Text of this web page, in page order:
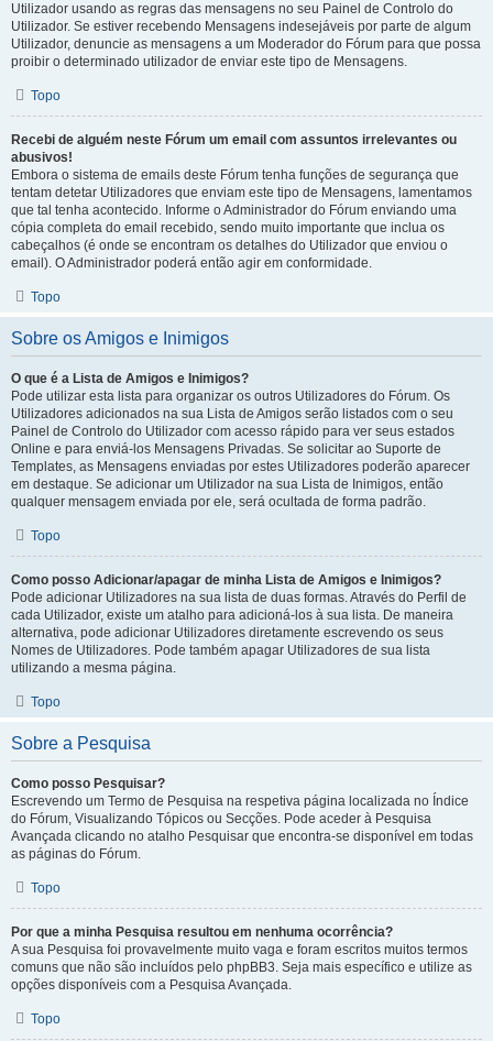
Utilizador usando as regras das mensagens no seu Painel de Controlo do
Utilizador. Se estiver recebendo Mensagens indesejáveis por parte de algum
Utilizador, denuncie as mensagens a um Moderador do Fórum para que possa
proibir o determinado utilizador de enviar este tipo de Mensagens.
Topo
Recebi de alguém neste Fórum um email com assuntos irrelevantes ou
abusivos!
Embora o sistema de emails deste Fórum tenha funções de segurança que
tentam detetar Utilizadores que enviam este tipo de Mensagens, lamentamos
que tal tenha acontecido. Informe o Administrador do Fórum enviando uma
cópia completa do email recebido, sendo muito importante que inclua os
cabeçalhos (é onde se encontram os detalhes do Utilizador que enviou o
email). O Administrador poderá então agir em conformidade.
Topo
Sobre os Amigos e Inimigos
O que é a Lista de Amigos e Inimigos?
Pode utilizar esta lista para organizar os outros Utilizadores do Fórum. Os
Utilizadores adicionados na sua Lista de Amigos serão listados com o seu
Painel de Controlo do Utilizador com acesso rápido para ver seus estados
Online e para enviá-los Mensagens Privadas. Se solicitar ao Suporte de
Templates, as Mensagens enviadas por estes Utilizadores poderão aparecer
em destaque. Se adicionar um Utilizador na sua Lista de Inimigos, então
qualquer mensagem enviada por ele, será ocultada de forma padrão.
Topo
Como posso Adicionar/apagar de minha Lista de Amigos e Inimigos?
Pode adicionar Utilizadores na sua lista de duas formas. Através do Perfil de
cada Utilizador, existe um atalho para adicioná-los à sua lista. De maneira
alternativa, pode adicionar Utilizadores diretamente escrevendo os seus
Nomes de Utilizadores. Pode também apagar Utilizadores de sua lista
utilizando a mesma página.
Topo
Sobre a Pesquisa
Como posso Pesquisar?
Escrevendo um Termo de Pesquisa na respetiva página localizada no Índice
do Fórum, Visualizando Tópicos ou Secções. Pode aceder à Pesquisa
Avançada clicando no atalho Pesquisar que encontra-se disponível em todas
as páginas do Fórum.
Topo
Por que a minha Pesquisa resultou em nenhuma ocorrência?
A sua Pesquisa foi provavelmente muito vaga e foram escritos muitos termos
comuns que não são incluídos pelo phpBB3. Seja mais específico e utilize as
opções disponíveis com a Pesquisa Avançada.
Topo